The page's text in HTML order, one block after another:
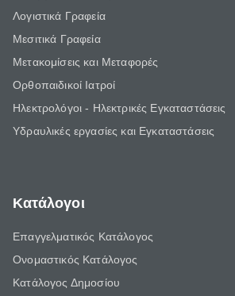
Λογιστικά Γραφεία
Μεσιτικά Γραφεία
Μετακομίσεις και Μεταφορές
Ορθοπαιδικοί Ιατροί
Ηλεκτρολόγοι - Ηλεκτρικές Εγκαταστάσεις
Υδραυλικές εργασίες και Εγκαταστάσεις
Κατάλογοι
Επαγγελματικός Κατάλογος
Ονομαστικός Κατάλογος
Κατάλογος Δημοσίου